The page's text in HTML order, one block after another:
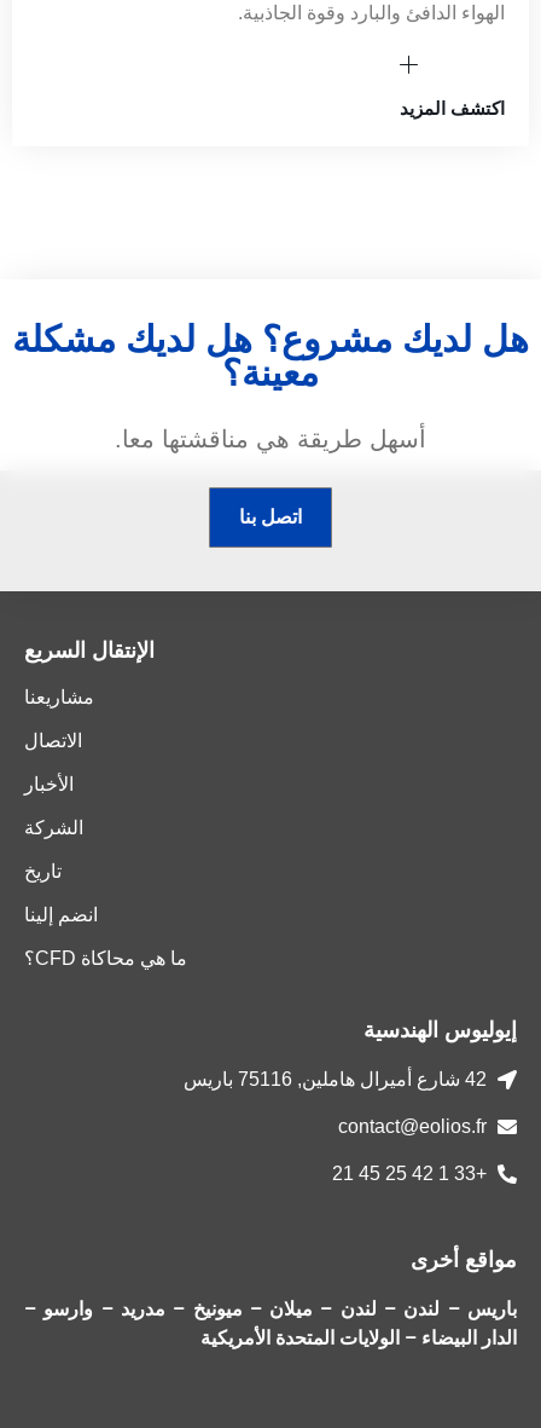
الهواء الدافئ والبارد وقوة الجاذبية.
اكتشف المزيد
هل لديك مشروع؟ هل لديك مشكلة
معينة؟
أسهل طريقة هي مناقشتها معا.
اتصل بنا
الإنتقال السريع
مشاريعنا
الاتصال
الأخبار
الشركة
تاريخ
انضم إلينا
ما هي محاكاة CFD؟
إيوليوس الهندسية
42 شارع أميرال هاملين, 75116 باريس
contact@eolios.fr
+33 1 42 25 45 21
مواقع أخرى
باريس – لندن – لندن – ميلان – ميونيخ – مدريد – وارسو –
الدار البيضاء – الولايات المتحدة الأمريكية